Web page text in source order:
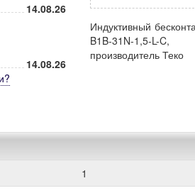
14.08.26
14.08.26
?
Индуктивный
B1B-31N-1,5-
производитель Теко
1